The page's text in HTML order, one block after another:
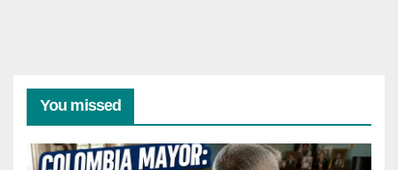
You missed